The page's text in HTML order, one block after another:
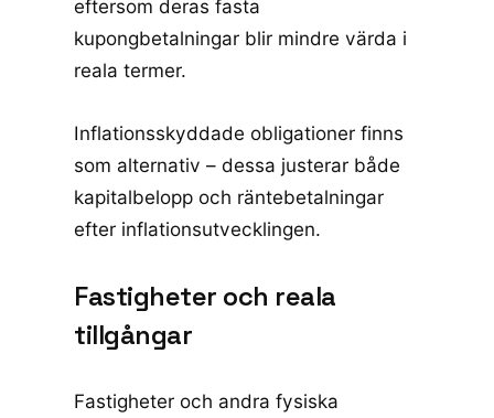
eftersom deras fasta
kupongbetalningar blir mindre värda i
reala termer.
Inflationsskyddade obligationer finns
som alternativ – dessa justerar både
kapitalbelopp och räntebetalningar
efter inflationsutvecklingen.
Fastigheter och reala
tillgångar
Fastigheter och andra fysiska